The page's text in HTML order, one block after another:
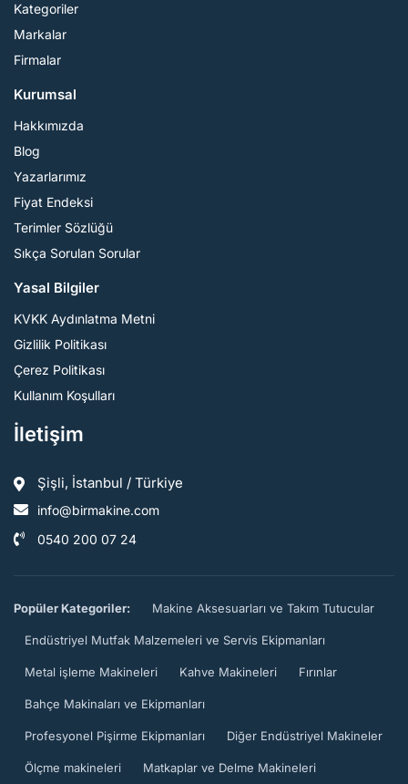
Kategoriler
Markalar
Firmalar
Kurumsal
Hakkımızda
Blog
Yazarlarımız
Fiyat Endeksi
Terimler Sözlüğü
Sıkça Sorulan Sorular
Yasal Bilgiler
KVKK Aydınlatma Metni
Gizlilik Politikası
Çerez Politikası
Kullanım Koşulları
İletişim
Şişli, İstanbul / Türkiye
info@birmakine.com
0540 200 07 24
Popüler Kategoriler: Makine Aksesuarları ve Takım Tutucular
Endüstriyel Mutfak Malzemeleri ve Servis Ekipmanları
Metal işleme Makineleri Kahve Makineleri Fırınlar
Bahçe Makinaları ve Ekipmanları
Profesyonel Pişirme Ekipmanları Diğer Endüstriyel Makineler
Ölçme makineleri Matkaplar ve Delme Makineleri